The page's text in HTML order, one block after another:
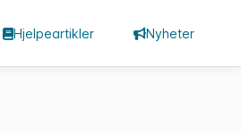
Hjelpeartikler Nyheter